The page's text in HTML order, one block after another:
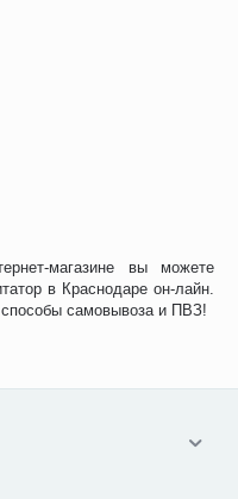
магазине вы можете
в Краснодаре он-лайн.
самовывоза и ПВЗ!